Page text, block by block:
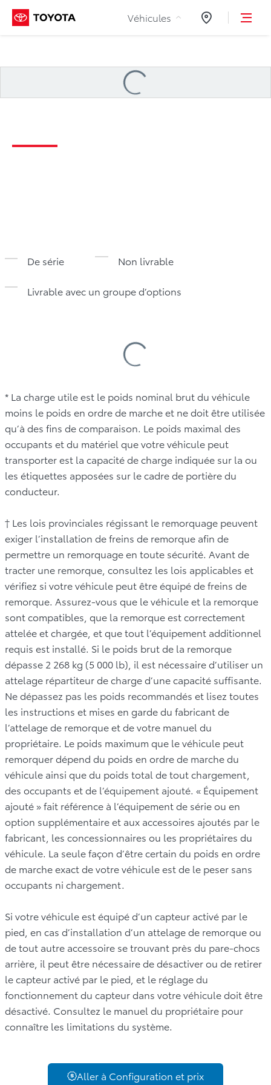
Aller au contenu
Véhicules
Loading
De série Non livrable
Livrable avec un groupe d’options
Loading
Table
* La charge utile est le poids nominal brut du véhicule
moins le poids en ordre de marche et ne doit être utilisée
qu’à des fins de comparaison. Le poids maximal des
occupants et du matériel que votre véhicule peut
transporter est la capacité de charge indiquée sur la ou
les étiquettes apposées sur le cadre de portière du
conducteur.
† Les lois provinciales régissant le remorquage peuvent
exiger l’installation de freins de remorque afin de
permettre un remorquage en toute sécurité. Avant de
tracter une remorque, consultez les lois applicables et
vérifiez si votre véhicule peut être équipé de freins de
remorque. Assurez-vous que le véhicule et la remorque
sont compatibles, que la remorque est correctement
attelée et chargée, et que tout l’équipement additionnel
requis est installé. Si le poids brut de la remorque
dépasse 2 268 kg (5 000 lb), il est nécessaire d’utiliser un
attelage répartiteur de charge d’une capacité suffisante.
Ne dépassez pas les poids recommandés et lisez toutes
les instructions et mises en garde du fabricant de
l’attelage de remorque et de votre manuel du
propriétaire. Le poids maximum que le véhicule peut
remorquer dépend du poids en ordre de marche du
véhicule ainsi que du poids total de tout chargement,
des occupants et de l’équipement ajouté. « Équipement
ajouté » fait référence à l’équipement de série ou en
option supplémentaire et aux accessoires ajoutés par le
fabricant, les concessionnaires ou les propriétaires du
véhicule. La seule façon d’être certain du poids en ordre
de marche exact de votre véhicule est de le peser sans
occupants ni chargement.
Si votre véhicule est équipé d’un capteur activé par le
pied, en cas d’installation d’un attelage de remorque ou
de tout autre accessoire se trouvant près du pare-chocs
arrière, il peut être nécessaire de désactiver ou de retirer
le capteur activé par le pied, et le réglage du
fonctionnement du capteur dans votre véhicule doit être
désactivé. Consultez le manuel du propriétaire pour
connaître les limitations du système.
Aller à Configuration et prix